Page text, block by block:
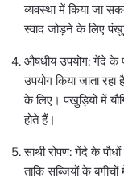
व्यवस्था में किया जा
स्वाद जोड़ने के लिए
औषधीय उपयोग: गेंदे के
उपयोग किया जाता
के लिए। पंखुड़ियों में
होते हैं।
साथी रोपण: गेंदे के
ताकि सब्जियों के